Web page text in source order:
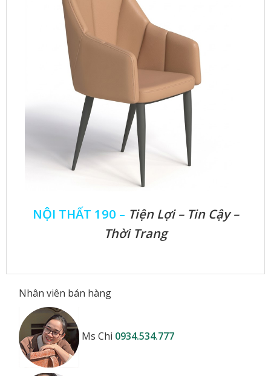
NỘI THẤT 190 – Tiện Lợi – Tin Cậy –
Thời Trang
Nhân viên bán hàng
Ms Chi 0934.534.777